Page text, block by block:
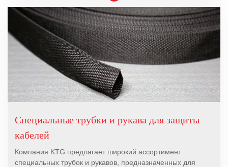
Специальные трубки и рукава для защиты
кабелей
Компания KTG предлагает широкий ассортимент
специальных трубок и рукавов, предназначенных для